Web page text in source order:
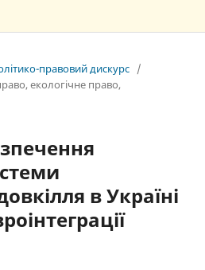
правовий дискурс /
екологічне право,
в Україні